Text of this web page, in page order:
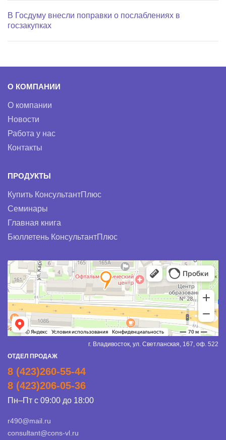
В Госдуму внесли поправки о послаблениях в
госзакупках
О КОМПАНИИ
О компании
Новости
Работа у нас
Контакты
ПРОДУКТЫ
Купить КонсультантПлюс
Семинары
Главная книга
Бюллетень КонсультантПлюс
г. Владивосток, ул. Светланская, 167, оф. 522
ОТДЕЛ ПРОДАЖ
8 (423)260-55-44
8 (423)206-05-36
Пн–Пт с 09:00 до 18:00
r490@mail.ru
consultant@cons-vl.ru